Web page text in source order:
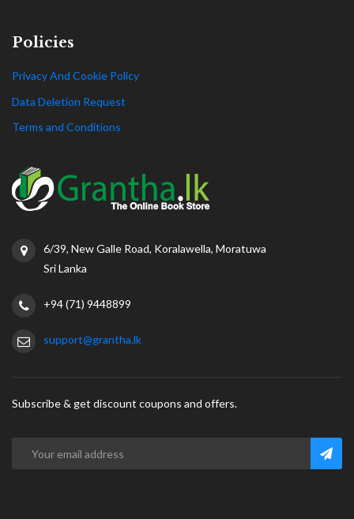
Policies
Privacy And Cookie Policy
Data Deletion Request
Terms and Conditions
6/39, New Galle Road, Koralawella, Moratuwa
Sri Lanka
+94 (71) 9448899
support@grantha.lk
Subscribe & get discount coupons and offers.